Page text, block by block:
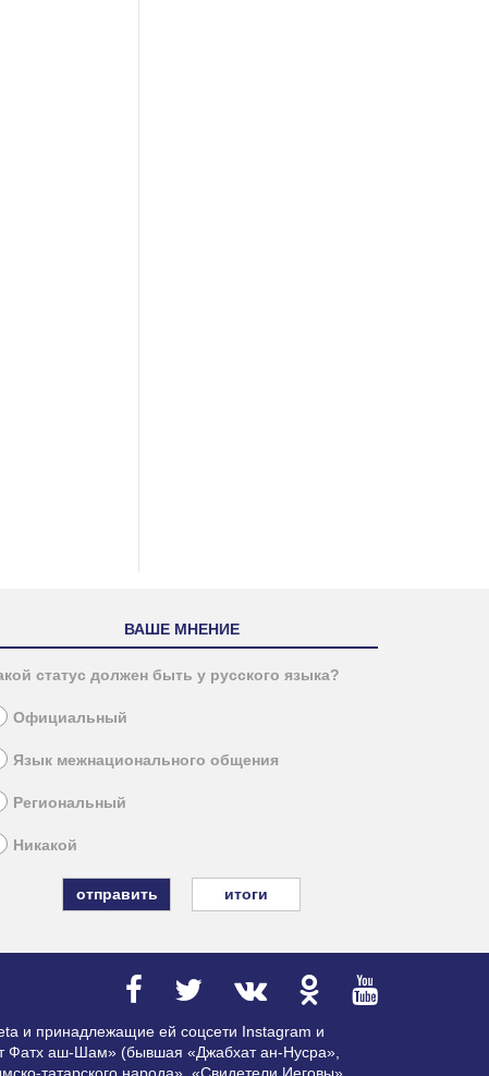
ВАШЕ МНЕНИЕ
статус должен быть у русского языка?
Официальный
Язык межнационального общения
Региональный
Никакой
итоги
и принадлежащие ей соцсети Instagram и
Фатх аш-Шам» (бывшая «Джабхат ан-Нусра»,
татарского народа», «Свидетели Иеговы»,